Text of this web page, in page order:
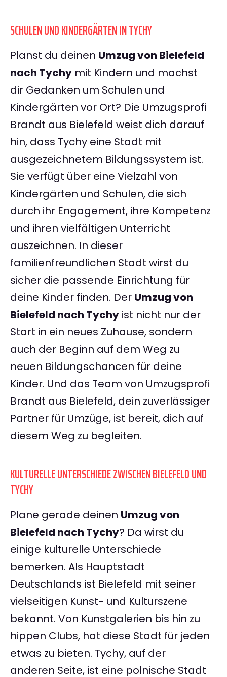
SCHULEN UND KINDERGÄRTEN IN TYCHY
Planst du deinen Umzug von Bielefeld
nach Tychy mit Kindern und machst
dir Gedanken um Schulen und
Kindergärten vor Ort? Die Umzugsprofi
Brandt aus Bielefeld weist dich darauf
hin, dass Tychy eine Stadt mit
ausgezeichnetem Bildungssystem ist.
Sie verfügt über eine Vielzahl von
Kindergärten und Schulen, die sich
durch ihr Engagement, ihre Kompetenz
und ihren vielfältigen Unterricht
auszeichnen. In dieser
familienfreundlichen Stadt wirst du
sicher die passende Einrichtung für
deine Kinder finden. Der Umzug von
Bielefeld nach Tychy ist nicht nur der
Start in ein neues Zuhause, sondern
auch der Beginn auf dem Weg zu
neuen Bildungschancen für deine
Kinder. Und das Team von Umzugsprofi
Brandt aus Bielefeld, dein zuverlässiger
Partner für Umzüge, ist bereit, dich auf
diesem Weg zu begleiten.
KULTURELLE UNTERSCHIEDE ZWISCHEN BIELEFELD UND
TYCHY
Plane gerade deinen Umzug von
Bielefeld nach Tychy? Da wirst du
einige kulturelle Unterschiede
bemerken. Als Hauptstadt
Deutschlands ist Bielefeld mit seiner
vielseitigen Kunst- und Kulturszene
bekannt. Von Kunstgalerien bis hin zu
hippen Clubs, hat diese Stadt für jeden
etwas zu bieten. Tychy, auf der
anderen Seite, ist eine polnische Stadt